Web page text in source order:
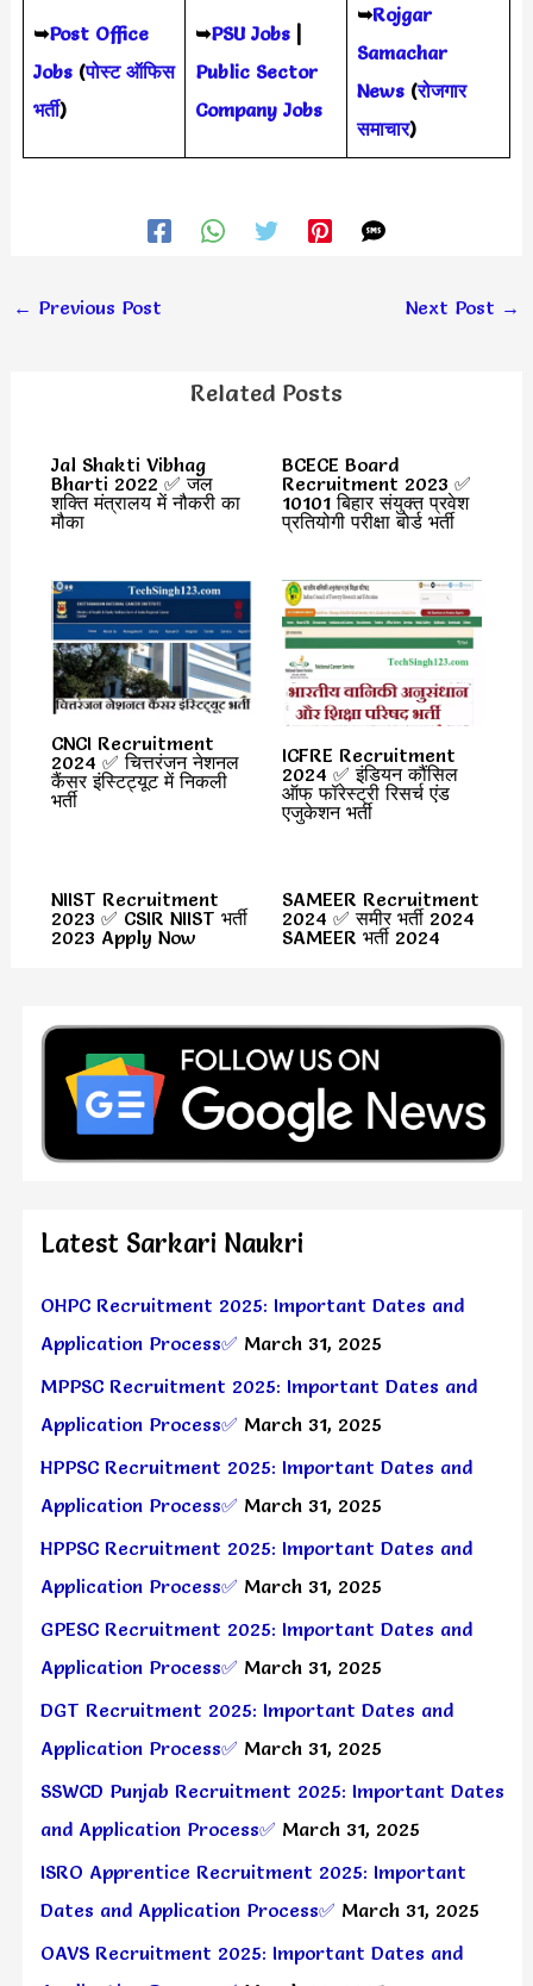
➥Post Office
Jobs(पोस्ट ऑफिस
भर्ती)
➥PSU Jobs|
Public Sector
Company Jobs
➥Rojgar
Samachar
News(रोजगार
समाचार)
← Previous Post Next Post →
Related Posts
Jal Shakti Vibhag
Bharti 2022 ✅ जल
शक्ति मंत्रालय में नौकरी का
मौका
BCECE Board
Recruitment 2023 ✅
10101 बिहार संयुक्त प्रवेश
प्रतियोगी परीक्षा बोर्ड भर्ती
CNCI Recruitment
2024 ✅ चित्तरंजन नेशनल
कैंसर इंस्टिट्यूट में निकली
भर्ती
ICFRE Recruitment
2024 ✅ इंडियन कौंसिल
ऑफ फॉरेस्ट्री रिसर्च एंड
एजुकेशन भर्ती
NIIST Recruitment
2023 ✅ CSIR NIIST भर्ती
2023 Apply Now
SAMEER Recruitment
2024 ✅ समीर भर्ती 2024
SAMEER भर्ती 2024
Latest Sarkari Naukri
OHPC Recruitment 2025: Important Dates and
Application Process✅ March 31, 2025
MPPSC Recruitment 2025: Important Dates and
Application Process✅ March 31, 2025
HPPSC Recruitment 2025: Important Dates and
Application Process✅ March 31, 2025
HPPSC Recruitment 2025: Important Dates and
Application Process✅ March 31, 2025
GPESC Recruitment 2025: Important Dates and
Application Process✅ March 31, 2025
DGT Recruitment 2025: Important Dates and
Application Process✅ March 31, 2025
SSWCD Punjab Recruitment 2025: Important Dates
and Application Process✅ March 31, 2025
ISRO Apprentice Recruitment 2025: Important
Dates and Application Process✅ March 31, 2025
OAVS Recruitment 2025: Important Dates and